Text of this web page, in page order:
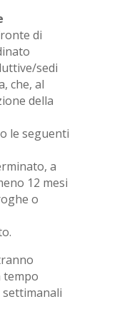
di
sedi
che, al
della
le seguenti
a
12 mesi
o
tempo
settimanali